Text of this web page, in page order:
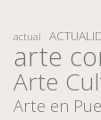
actual
arte
Arte
Arte en